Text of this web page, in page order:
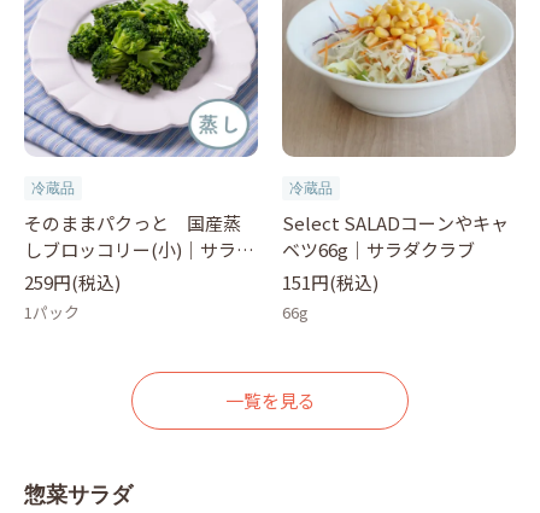
冷蔵品
そのままパクっと 国産蒸
しブロッコリー(小)｜サラダ
クラブ
259円(税込)
1パック
冷蔵品
Select SALADコーンやキャ
ベツ66g｜サラダクラブ
151円(税込)
66g
一覧を見る
惣菜サラダ